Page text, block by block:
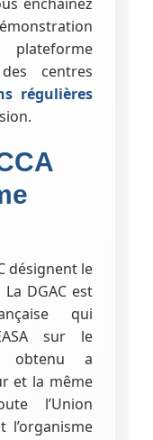
centres
régulières
désignent le
DGAC est
qui
sur le
obtenu a
et la même
l’Union
l’organisme